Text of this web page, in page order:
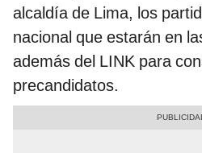
alcaldía de Lima, los
nacional que estarán en
además del LINK para
precandidatos.